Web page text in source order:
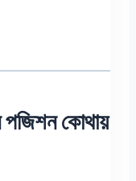
কোথায়